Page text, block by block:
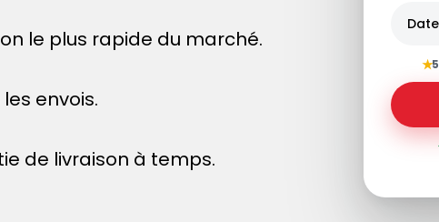
le plus rapide du marché.
envois.
de livraison à temps.
★